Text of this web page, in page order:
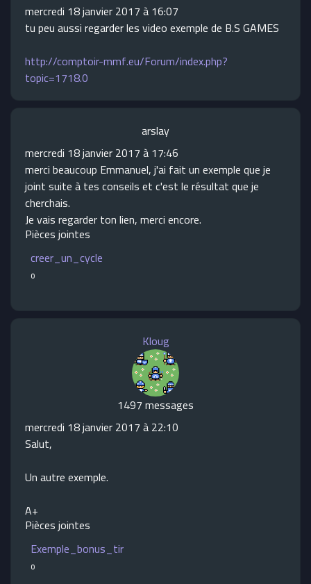
mercredi 18 janvier 2017 à 16:07
tu peu aussi regarder les video exemple de B.S GAMES
http://comptoir-mmf.eu/Forum/index.php?
topic=1718.0
arslay
mercredi 18 janvier 2017 à 17:46
merci beaucoup Emmanuel, j'ai fait un exemple que je
joint suite à tes conseils et c'est le résultat que je
cherchais.
Je vais regarder ton lien, merci encore.
Pièces jointes
creer_un_cycle
o
Kloug
1497 messages
mercredi 18 janvier 2017 à 22:10
Salut,
Un autre exemple.
A+
Pièces jointes
Exemple_bonus_tir
o